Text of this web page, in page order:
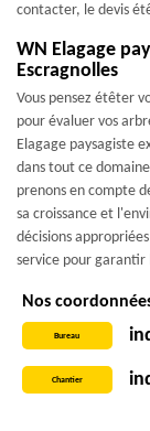
contacter, le devis
WN Elagage
Escragnolles
Vous pensez étêter
pour évaluer vos
Elagage paysagiste
dans tout ce
prenons en compte
sa croissance et
décisions
service pour garantir
Nos
Bureau
Chantier